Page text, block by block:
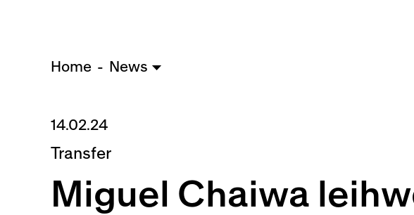
Home News
14.02.24
Transfer
Miguel Chaiwa